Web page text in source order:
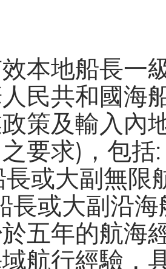
本地船長一
民共和國海
策及輸入內
要求)，包括:
長或大副無限
長或大副沿
五年的航海
航行經驗，